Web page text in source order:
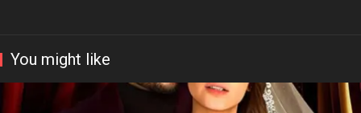
You might like